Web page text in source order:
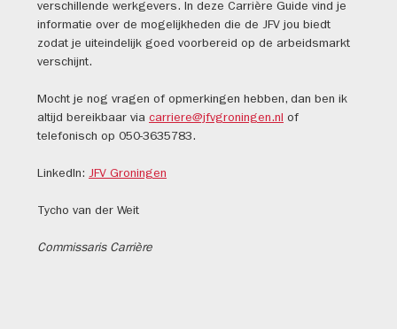
verschillende werkgevers. In deze Carrière Guide vind je
informatie over de mogelijkheden die de JFV jou biedt
zodat je uiteindelijk goed voorbereid op de arbeidsmarkt
verschijnt.
Mocht je nog vragen of opmerkingen hebben, dan ben ik
altijd bereikbaar via carriere@jfvgroningen.nl of
telefonisch op 050-3635783.
LinkedIn: JFV Groningen
Tycho van der Weit
Commissaris Carrière